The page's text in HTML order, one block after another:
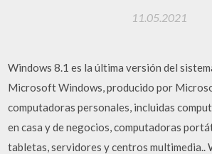
11.05.2021
Windows 8.1 es la última versión del
Microsoft Windows, producido por
computadoras personales, incluidas
en casa y de negocios, computadoras
tabletas, servidores y centros multimedia..